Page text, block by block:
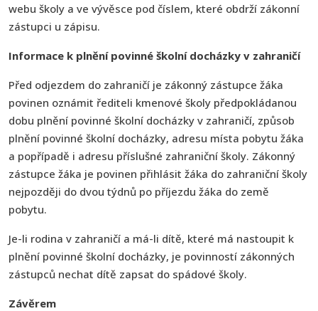
webu školy a ve vývěsce pod číslem, které obdrží zákonní
zástupci u zápisu.
Informace k plnění povinné školní docházky v zahraničí
Před odjezdem do zahraničí je zákonný zástupce žáka
povinen oznámit řediteli kmenové školy předpokládanou
dobu plnění povinné školní docházky v zahraničí, způsob
plnění povinné školní docházky, adresu místa pobytu žáka
a popřípadě i adresu příslušné zahraniční školy. Zákonný
zástupce žáka je povinen přihlásit žáka do zahraniční školy
nejpozději do dvou týdnů po příjezdu žáka do země
pobytu.
Je-li rodina v zahraničí a má-li dítě, které má nastoupit k
plnění povinné školní docházky, je povinností zákonných
zástupců nechat dítě zapsat do spádové školy.
Závěrem